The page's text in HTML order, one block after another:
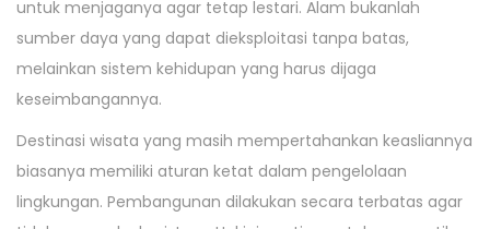
untuk menjaganya agar tetap lestari. Alam bukanlah
sumber daya yang dapat dieksploitasi tanpa batas,
melainkan sistem kehidupan yang harus dijaga
keseimbangannya.
Destinasi wisata yang masih mempertahankan keasliannya
biasanya memiliki aturan ketat dalam pengelolaan
lingkungan. Pembangunan dilakukan secara terbatas agar